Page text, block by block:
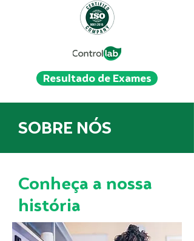
Resultado de Exames
SOBRE NÓS
Conheça a nossa
história